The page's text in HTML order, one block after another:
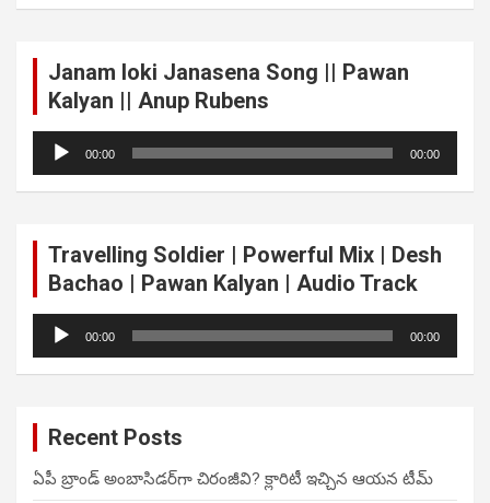
Janam loki Janasena Song || Pawan
Kalyan || Anup Rubens
Audio
Player
00:00 00:00
Travelling Soldier | Powerful Mix | Desh
Bachao | Pawan Kalyan | Audio Track
Audio
Player
00:00 00:00
Recent Posts
ఏపీ బ్రాండ్ అంబాసిడర్‌గా చిరంజీవి? క్లారిటీ ఇచ్చిన ఆయన టీమ్